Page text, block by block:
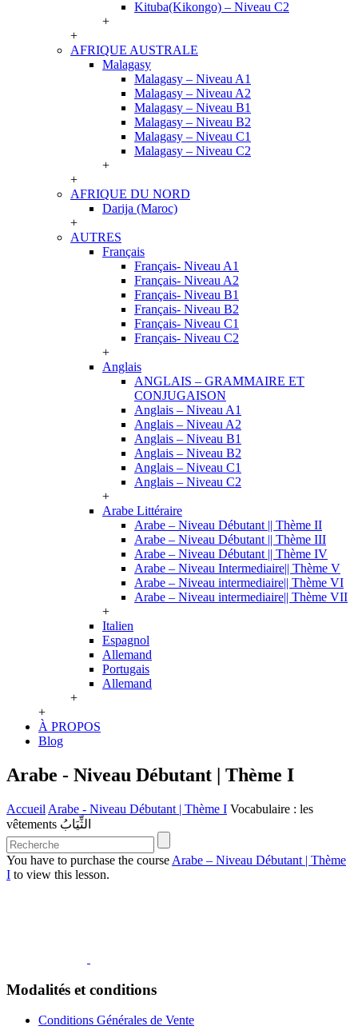
Kituba(Kikongo) – Niveau C2
+
+
AFRIQUE AUSTRALE
Malagasy
Malagasy – Niveau A1
Malagasy – Niveau A2
Malagasy – Niveau B1
Malagasy – Niveau B2
Malagasy – Niveau C1
Malagasy – Niveau C2
+
+
AFRIQUE DU NORD
Darija (Maroc)
+
AUTRES
Français
Français- Niveau A1
Français- Niveau A2
Français- Niveau B1
Français- Niveau B2
Français- Niveau C1
Français- Niveau C2
+
Anglais
ANGLAIS – GRAMMAIRE ET
CONJUGAISON
Anglais – Niveau A1
Anglais – Niveau A2
Anglais – Niveau B1
Anglais – Niveau B2
Anglais – Niveau C1
Anglais – Niveau C2
+
Arabe Littéraire
Arabe – Niveau Débutant || Thème II
Arabe – Niveau Débutant || Thème III
Arabe – Niveau Débutant || Thème IV
Arabe – Niveau Intermediaire|| Thème V
Arabe – Niveau intermediaire|| Thème VI
Arabe – Niveau intermediaire|| Thème VII
+
Italien
Espagnol
Allemand
Portugais
Allemand
+
+
À PROPOS
Blog
Arabe - Niveau Débutant | Thème I
Accueil Arabe - Niveau Débutant | Thème I Vocabulaire : les
vêtements الثِّيَابُ
You have to purchase the course Arabe – Niveau Débutant | Thème
I to view this lesson.
Modalités et conditions
Conditions Générales de Vente